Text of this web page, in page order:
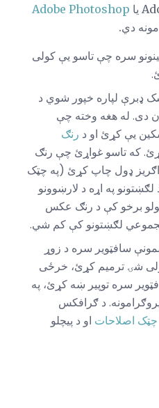
Adobe Photoshop
دي.
سره چې تاسو یې کولی
ډبرې لپاره خپور شوي د
دی. له هغه وخته چې
یې کړئ او د رنګ
که تاسو غواړئ چې رنګ
ډول چاپ کړئ (په چټک
په اړه د لارښوونو
برخو کې د رنګ عکس
لګښتونو کې کم شي.
سافټویر سره د زوړ
شۍ ترمیم کړئ، خرځی
سره توپیر ښه کړئ، په
د ګرافکس
چټک اصلاحات او د پیچلو